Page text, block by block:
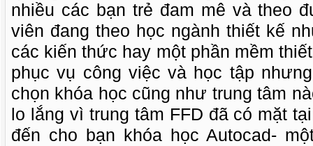
nhiều các bạn trẻ đam mê và theo
viên đang theo học ngành thiết kế
các kiến thức hay một phần mềm
phục vụ công việc và học tập
chọn khóa học cũng như trung tâm
lo lắng vì trung tâm FFD đã có mặt
đến cho bạn khóa học Autocad-